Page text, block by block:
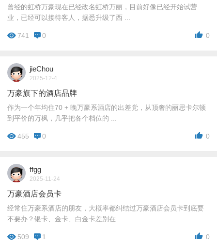
曾经的虹桥万豪现在已经改名虹桥万丽，目前好像已经开始试营
业，已经可以接待客人，据悉升级了西 ...
741 0 0
jieChou
2025-12-4
万豪旗下的酒店品牌
作为一个年均住70 + 晚万豪系酒店的出差党，从顶奢的丽思卡尔顿
到平价的万枫，几乎把各个档位的 ...
455 0 0
ffgg
2025-11-24
万豪酒店会员卡
经常住万豪系酒店的朋友，大概率都纠结过万豪酒店会员卡到底要
不要办？银卡、金卡、白金卡差别在 ...
509 1 0